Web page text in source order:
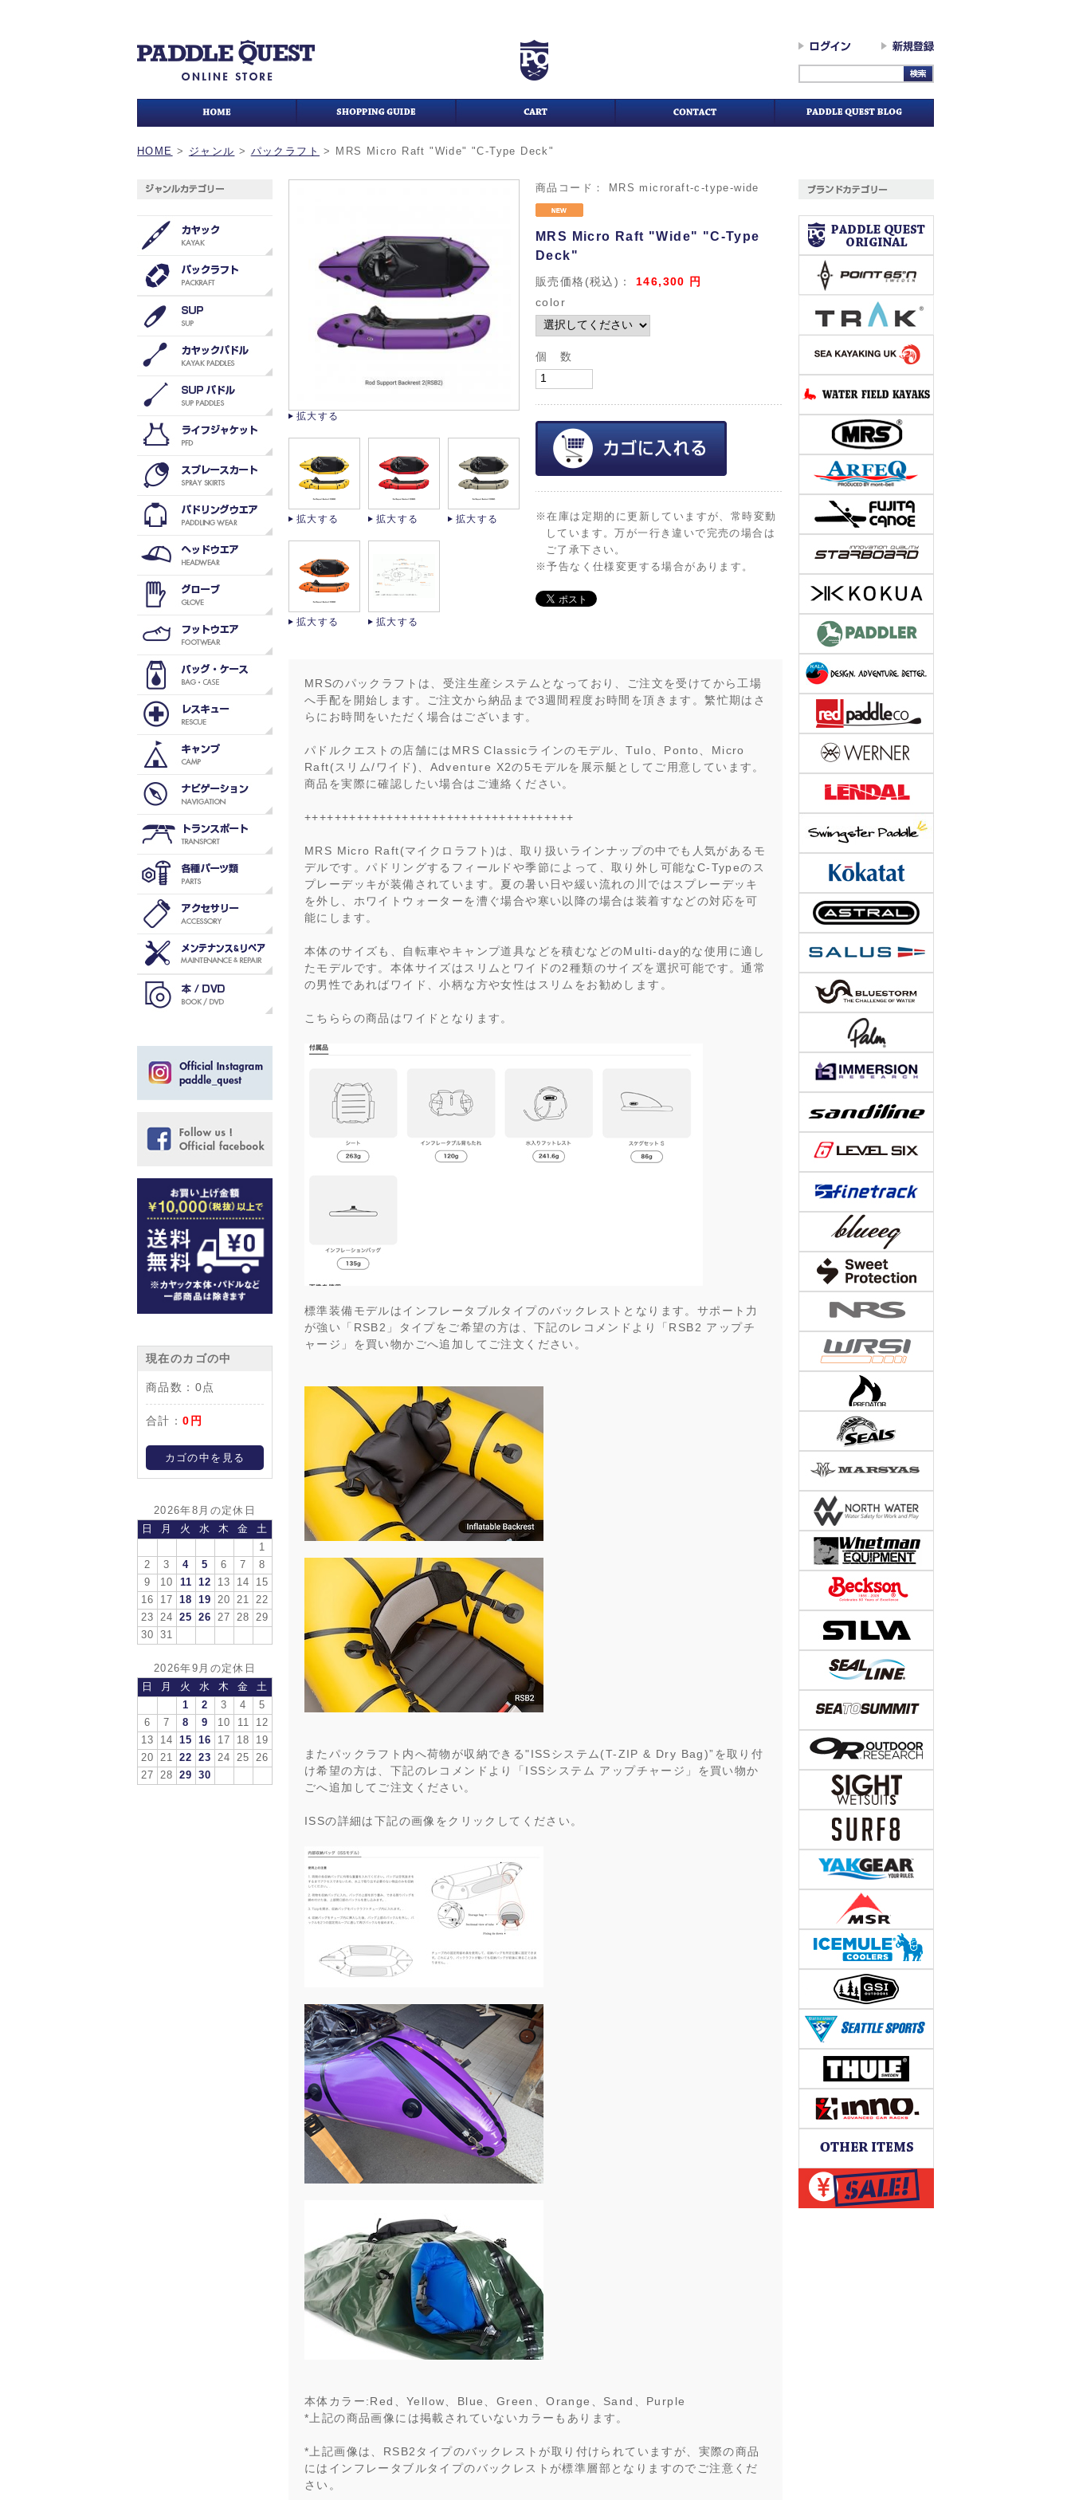
HOME > ジャンル > パックラフト > MRS Micro Raft "Wide" "C-Type Deck"
現在のカゴの中
商品数： 0点
合計：0円
カゴの中を見る
2026年8月の定休日
日
月 火 水 木 金
土
1
2
3 4 5 6 7
8
9
10 11 12 13 14
15
16
17 18 19 20 21
22
23
24 25 26 27 28
29
30
31
2026年9月の定休日
日
月 火 水 木 金
土
1
2 3 4
5
6
7 8 9 10 11
12
13
14 15 16 17 18
19
20
21 22 23 24 25
26
27
28 29 30
拡大する
拡大する 拡大する 拡大する
拡大する 拡大する
商品コード： MRS microraft-c-type-wide
MRS Micro Raft "Wide" "C-Type
Deck"
販売価格(税込)： 146,300
円
color
個 数
※在庫は定期的に更新していますが、常時変動
しています。万が一行き違いで完売の場合は
ご了承下さい。
※予告なく仕様変更する場合があります。
MRSのパックラフトは、受注生産システムとなっており、ご注文を受けてから工場
へ手配を開始します。ご注文から納品まで3週間程度お時間を頂きます。繁忙期はさ
らにお時間をいただく場合はございます。
パドルクエストの店舗にはMRS Classicラインのモデル、Tulo、Ponto、Micro
Raft(スリム/ワイド)、Adventure X2の5モデルを展示艇としてご用意しています。
商品を実際に確認したい場合はご連絡ください。
++++++++++++++++++++++++++++++++++++
MRS Micro Raft(マイクロラフト)は、取り扱いラインナップの中でも人気があるモ
デルです。パドリングするフィールドや季節によって、取り外し可能なC-Typeのス
プレーデッキが装備されています。夏の暑い日や緩い流れの川ではスプレーデッキ
を外し、ホワイトウォーターを漕ぐ場合や寒い以降の場合は装着すなどの対応を可
能にします。
本体のサイズも、自転車やキャンプ道具などを積むなどのMulti-day的な使用に適し
たモデルです。本体サイズはスリムとワイドの2種類のサイズを選択可能です。通常
の男性であればワイド、小柄な方や女性はスリムをお勧めします。
こちららの商品はワイドとなります。
標準装備モデルはインフレータブルタイプのバックレストとなります。サポート力
が強い「RSB2」タイプをご希望の方は、下記のレコメンドより「RSB2 アップチ
ャージ」を買い物かごへ追加してご注文ください。
またパックラフト内へ荷物が収納できる"ISSシステム(T-ZIP & Dry Bag)”を取り付
け希望の方は、下記のレコメンドより「ISSシステム アップチャージ」を買い物か
ごへ追加してご注文ください。
ISSの詳細は下記の画像をクリックしてください。
本体カラー:Red、Yellow、Blue、Green、Orange、Sand、Purple
*上記の商品画像には掲載されていないカラーもあります。
*上記画像は、RSB2タイプのバックレストが取り付けられていますが、実際の商品
にはインフレータブルタイプのバックレストが標準層部となりますのでご注意くだ
さい。